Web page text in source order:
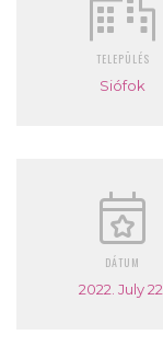
TELEPÜLÉS
Siófok
DÁTUM
2022. July 22.